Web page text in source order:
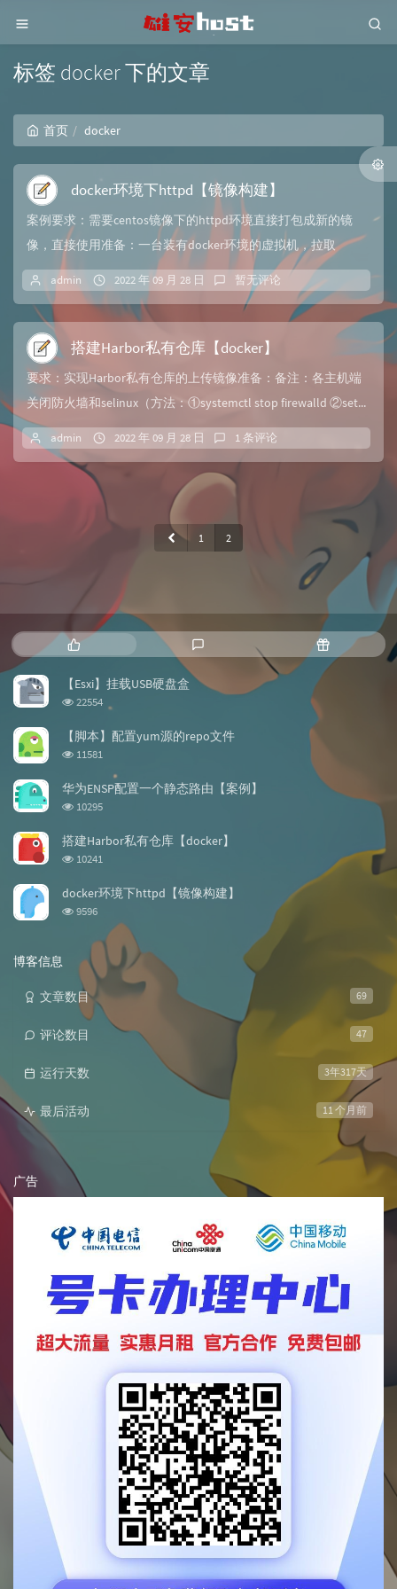
标签 docker 下的文章
首页 docker
docker环境下httpd【镜像构建】
案例要求：需要centos镜像下的httpd环境直接打包成新的镜
像，直接使用准备：一台装有docker环境的虚拟机，拉取
centos:7的镜像（最新的也可...
admin 2022 年 09 月 28 日 暂无评论
搭建Harbor私有仓库【docker】
要求：实现Harbor私有仓库的上传镜像准备：备注：各主机端
关闭防火墙和selinux（方法：①systemctl stop firewalld ②set...
admin 2022 年 09 月 28 日 1 条评论
1 2
热
门
文
章
新
论
随
机
【Esxi】挂载USB硬盘盒
浏
次
数:
22554
【脚本】配置yum源的repo文件
浏
次
数:
11581
华为ENSP配置一个静态路由【案例】
浏
次
数:
10295
搭建Harbor私有仓库【docker】
浏
次
10241
docker环境下httpd【镜像构建】
浏
数:
9596
博客信息
69
文章数目
47
评论数目
3年317天
运行天数
11 个月前
最后活动
广告